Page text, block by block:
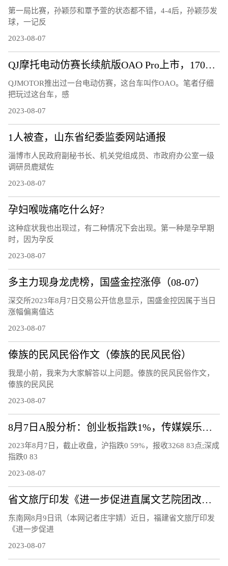
第一局比赛，孙颖莎和覃予萱的状态都不错，4-4后，孙颖莎发
球，一记反
2023-08-07
QJ摩托电动仿赛长续航版OAO Pro上市，170公里的续航够用吗？
QJMOTOR推出过一台电动仿赛，这台车叫作OAO。笔者仔细
把玩过这台车，感
2023-08-07
1人被查，山东省纪委监委网站通报
淄博市人民政府副秘书长、机关党组成员、市政府办公室一级
调研员鹿斌佐
2023-08-07
孕妇喉咙痛吃什么好?
这种症状我也出现过，有二种情况下会出现。第一种是孕早期
时，因为孕反
2023-08-07
多主力现身龙虎榜，国盛金控涨停（08-07）
深交所2023年8月7日交易公开信息显示，国盛金控因属于当日
涨幅偏离值达
2023-08-07
傣族的民风民俗作文（傣族的民风民俗）
我是小前，我来为大家解答以上问题。傣族的民风民俗作文，
傣族的民风民
2023-08-07
8月7日A股分析：创业板指跌1%，传媒娱乐板块逆市上涨
2023年8月7日，截止收盘，沪指跌0 59%，报收3268 83点;深成
指跌0 83
2023-08-07
省文旅厅印发《进一步促进直属文艺院团改革发展的工作措施》
东南网8月9日讯（本网记者庄宇婧）近日，福建省文旅厅印发
《进一步促进
2023-08-07